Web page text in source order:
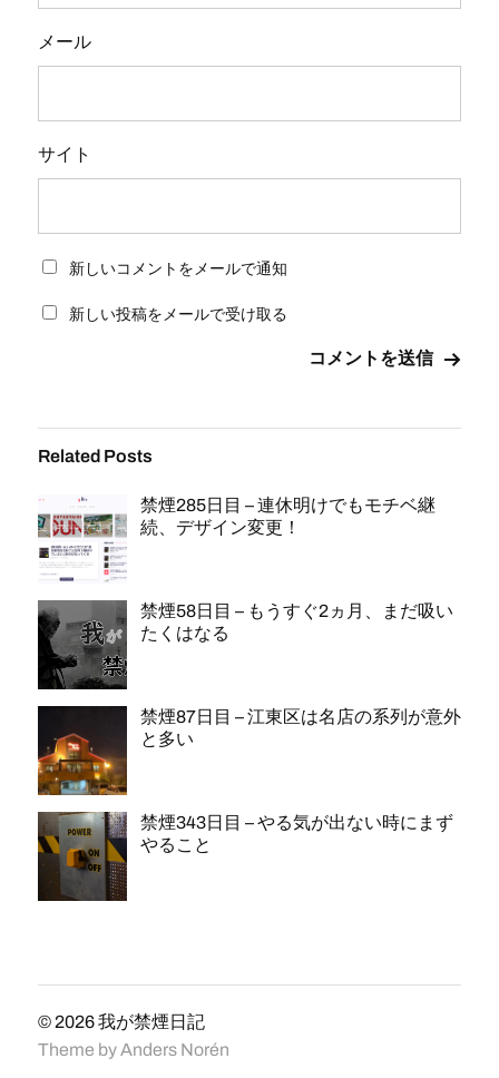
メール
サイト
新しいコメントをメールで通知
新しい投稿をメールで受け取る
Related Posts
禁煙285日目 – 連休明けでもモチベ継
続、デザイン変更！
禁煙58日目 – もうすぐ2ヵ月、まだ吸い
たくはなる
禁煙87日目 – 江東区は名店の系列が意外
と多い
禁煙343日目 – やる気が出ない時にまず
やること
© 2026我が禁煙日記
Theme byAnders Norén